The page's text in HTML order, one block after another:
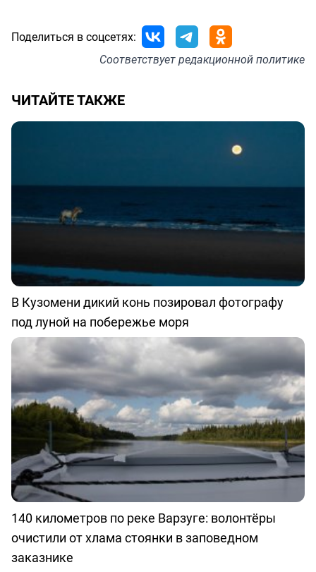
Поделиться в соцсетях:
Соответствуетредакционной политике
ЧИТАЙТЕ ТАКЖЕ
В Кузомени дикий конь позировал фотографу
под луной на побережье моря
140 километров по реке Варзуге: волонтёры
очистили от хлама стоянки в заповедном
заказнике